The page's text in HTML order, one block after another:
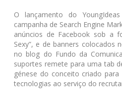
O lançamento do
campanha de Search Engine
anúncios de Facebook sob a
Sexy”, e de banners colocados
no blog do Fundo da
suportes remete para uma tab
génese do conceito criado
tecnologias ao serviço do